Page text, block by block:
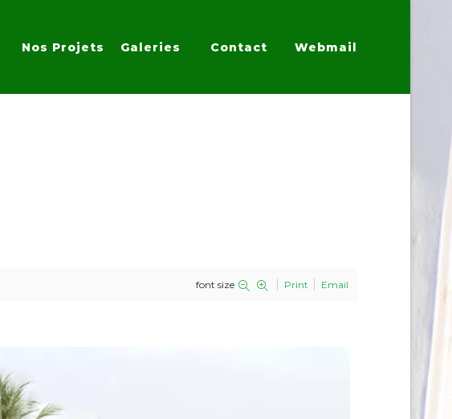
Nos Projets Galeries Contact Webmail
font size Print Email